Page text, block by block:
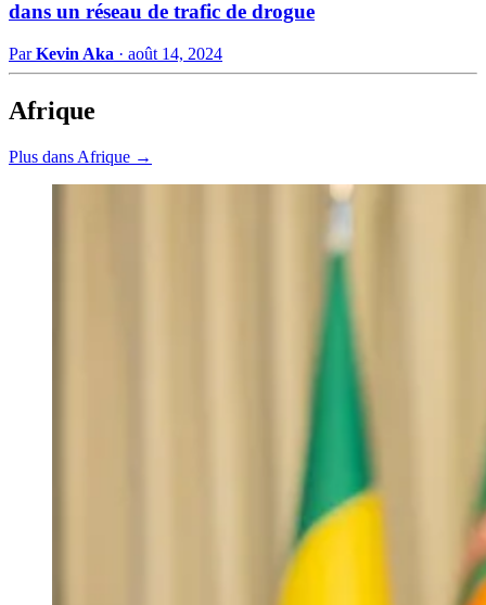
dans un réseau de trafic de drogue
ParKevin Aka · août 14, 2024
Afrique
Plus dans Afrique →